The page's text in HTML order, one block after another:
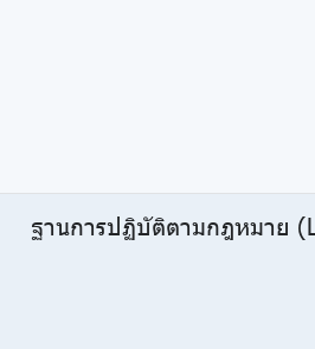
ฐานการปฏิบัติตามกฎหมาย